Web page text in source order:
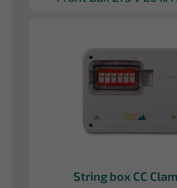
String box CC